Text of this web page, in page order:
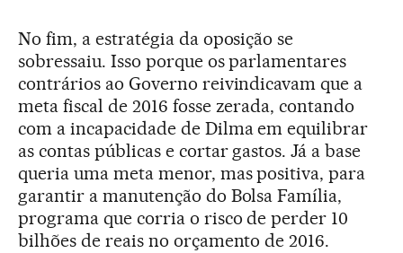
No fim, a estratégia da oposição se
sobressaiu. Isso porque os parlamentares
contrários ao Governo reivindicavam que a
meta fiscal de 2016 fosse zerada, contando
com a incapacidade de Dilma em equilibrar
as contas públicas e cortar gastos. Já a base
queria uma meta menor, mas positiva, para
garantir a manutenção do Bolsa Família,
programa que corria o risco de perder 10
bilhões de reais no orçamento de 2016.